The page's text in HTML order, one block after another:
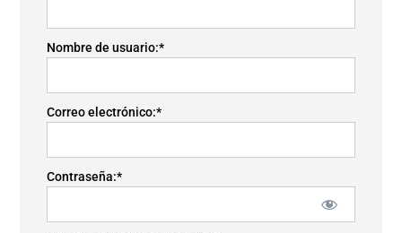
Nombre de usuario:*
Correo electrónico:*
Contraseña:*